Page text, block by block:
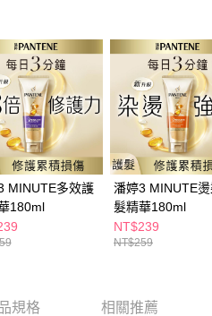
」後，將跳轉至「AFTEE先享後付」
，即可完成結帳。
通知簡訊。
擊此簡訊中的連結，可透過四大超商／
，方視為交易完成。
刻繳費，但若您需要取消訂單，請聯絡
訂單仍視為有效，需透過AFTEE先享
付 」之結帳頁面顯示為準，若有關於
相關疑問，請聯繫「AFTEE先享後付
support/home
之「AFTEE先享後付」服務完成之交
資料，並將交易相關給付款項請求債
代理人或監護人之同意方可使用
免運費
免運費
免運費
運費
MINUTE多效護
180ml
潘婷3 MINUTE
髮精華180ml
NT$239
NT$259
規格 相關推薦